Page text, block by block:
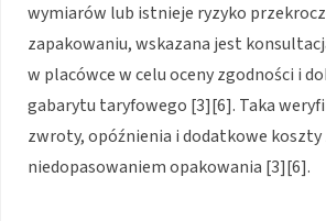
wymiarów lub istnieje ryzyko
zapakowaniu, wskazana jest
w placówce w celu oceny zgodności i
gabarytu taryfowego [3][6]. Taka
zwroty, opóźnienia i dodatkowe koszty
niedopasowaniem opakowania [3][6].